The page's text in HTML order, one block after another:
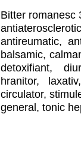
Bitter romanesc
antireumatic,
balsamic,
detoxifiant,
hranitor,
circulator,
general, tonic